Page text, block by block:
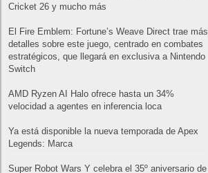
Cricket 26 y mucho más
El Fire Emblem: Fortune’s Weave Direct trae más
detalles sobre este juego, centrado en combates
estratégicos, que llegará en exclusiva a Nintendo
Switch
AMD Ryzen AI Halo ofrece hasta un 34%
velocidad a agentes en inferencia loca
Ya está disponible la nueva temporada de Apex
Legends: Marca
Super Robot Wars Y celebra el 35º aniversario de